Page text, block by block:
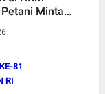
Minta
81
RI